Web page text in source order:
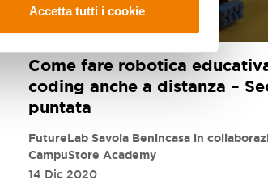
Accetta tutti i cookie
DIDATTICA A DISTANZA
Come fare robotica
coding anche a distanza –
puntata
FutureLab Savoia Benincasa in
CampuStore Academy
14 Dic 2020